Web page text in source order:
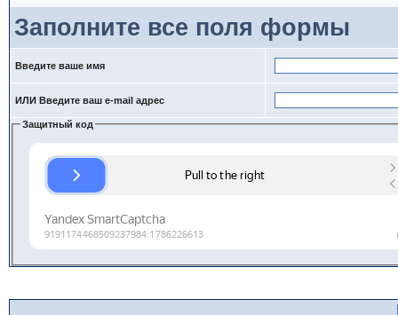
Заполните все поля формы
Введите ваше имя
ИЛИ Введите ваш e-mail адрес
Защитный код